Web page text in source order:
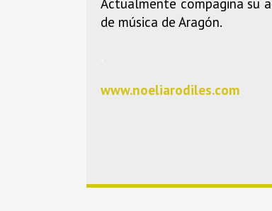
de música de Aragón.
www.noeliarodiles.com